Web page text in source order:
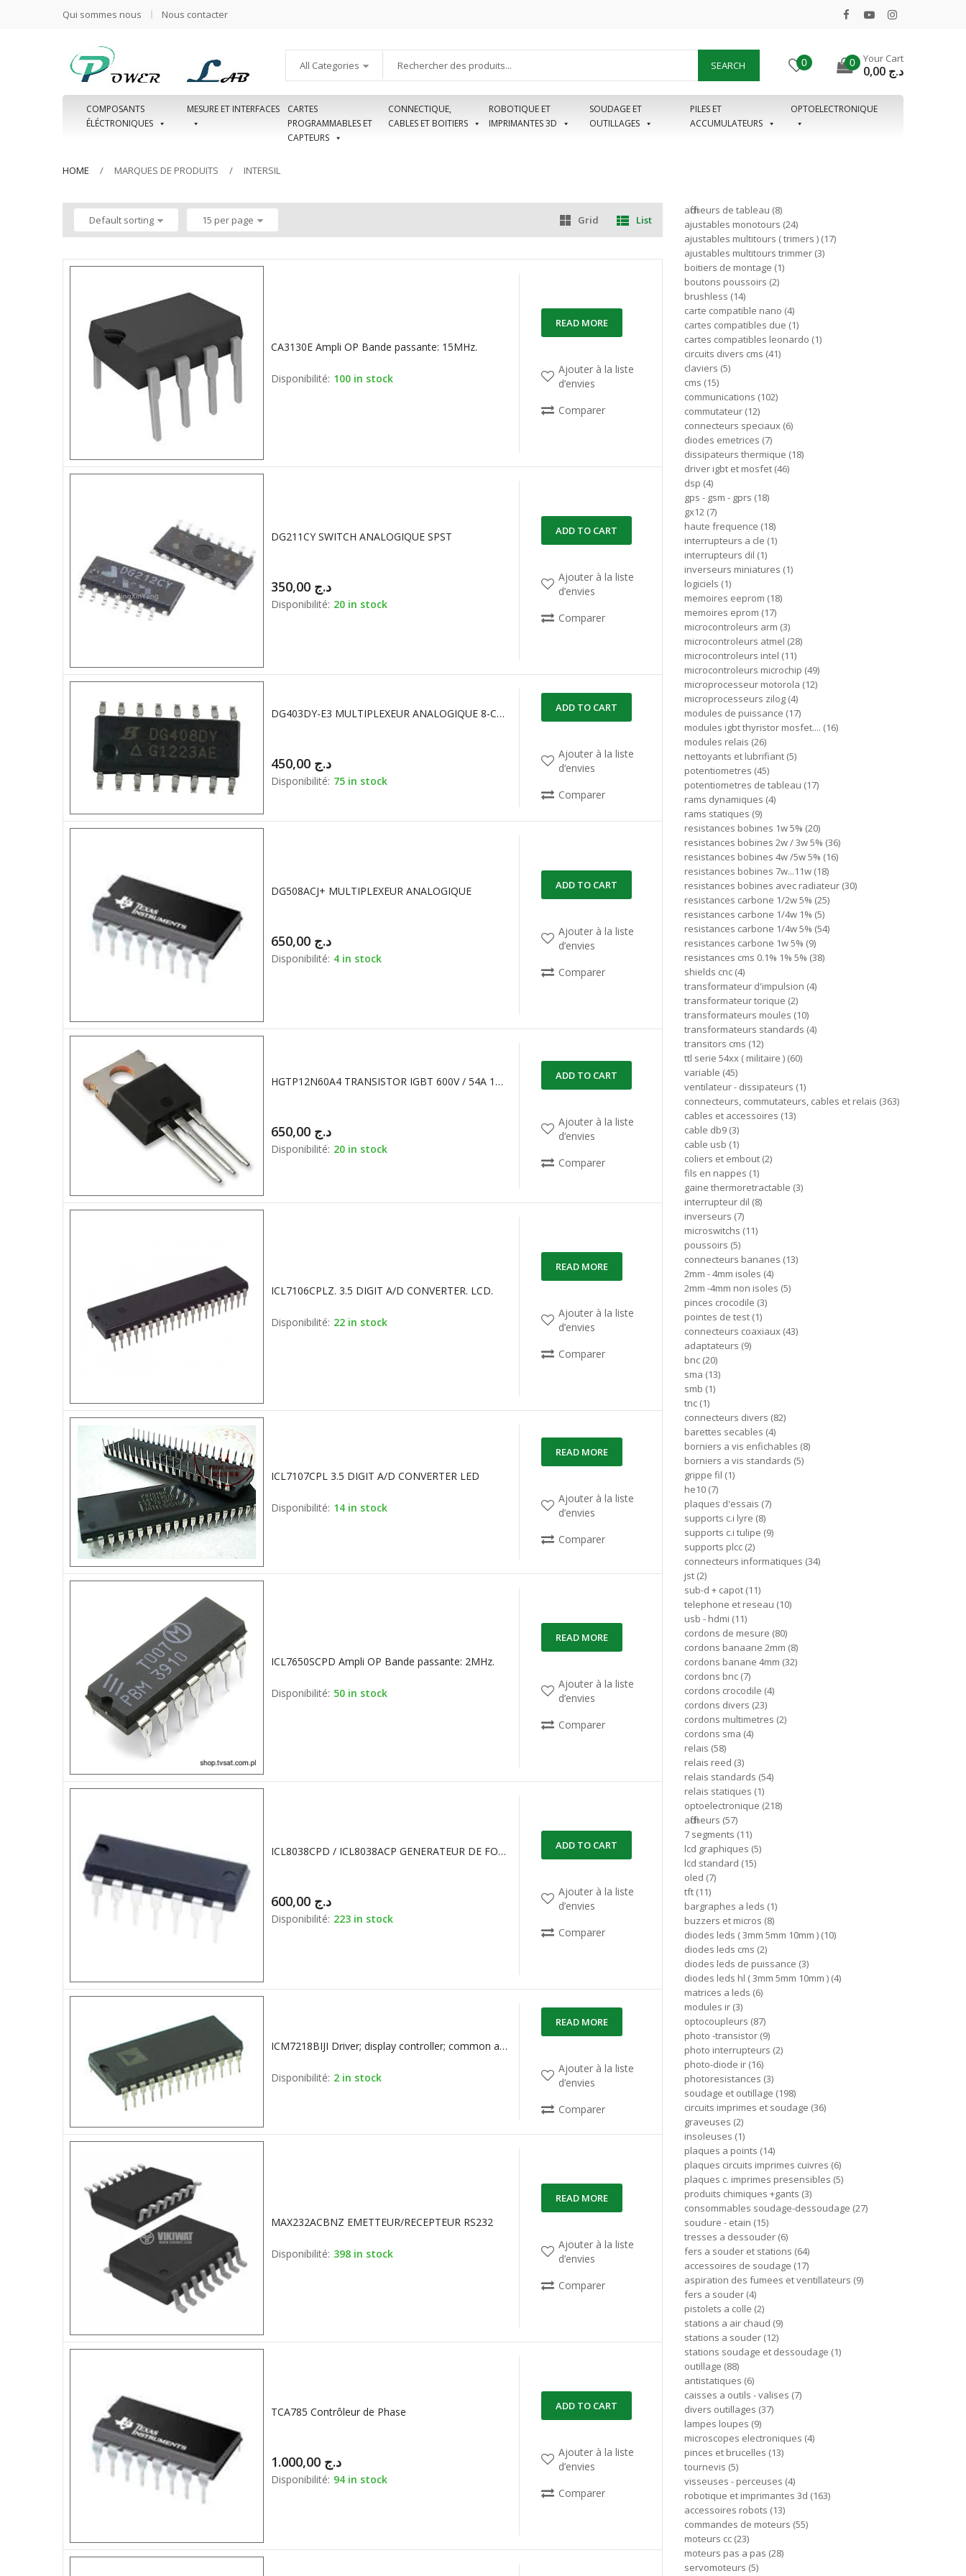
Qui sommes nous Nous contacter
All Categories SEARCH 0 0 Your Cart
د.ج
COMPOSANTS
ÉLÉCTRONIQUES
MESURE ET INTERFACES
CARTES
PROGRAMMABLES ET
CAPTEURS
CONNECTIQUE,
CABLES ET BOITIERS
ROBOTIQUE ET
IMPRIMANTES 3D
SOUDAGE ET
OUTILLAGES
PILES ET
ACCUMULATEURS
OPTOELECTRONIQUE
HOME MARQUES DE PRODUITS INTERSIL
Default sorting 15 per page Grid List
CA3130E Ampli OP Bande passante: 15MHz.
Disponibilité: 100 in stock
READ MORE
Ajouter à la liste
d’envies
Comparer
DG211CY SWITCH ANALOGIQUE SPST
د.ج
Disponibilité: 20 in stock
ADD TO CART
Ajouter à la liste
d’envies
Comparer
DG403DY-E3 MULTIPLEXEUR ANALOGIQUE 8-CHANNEL
د.ج
Disponibilité: 75 in stock
ADD TO CART
Ajouter à la liste
d’envies
Comparer
DG508ACJ+ MULTIPLEXEUR ANALOGIQUE
د.ج
Disponibilité: 4 in stock
ADD TO CART
Ajouter à la liste
d’envies
Comparer
HGTP12N60A4 TRANSISTOR IGBT 600V / 54A 167W
د.ج
Disponibilité: 20 in stock
ADD TO CART
Ajouter à la liste
d’envies
Comparer
ICL7106CPLZ. 3.5 DIGIT A/D CONVERTER. LCD.
Disponibilité: 22 in stock
READ MORE
Ajouter à la liste
d’envies
Comparer
ICL7107CPL 3.5 DIGIT A/D CONVERTER LED
Disponibilité: 14 in stock
READ MORE
Ajouter à la liste
d’envies
Comparer
ICL7650SCPD Ampli OP Bande passante: 2MHz.
Disponibilité: 50 in stock
READ MORE
Ajouter à la liste
d’envies
Comparer
ICL8038CPD / ICL8038ACP GENERATEUR DE FONCTION
د.ج
Disponibilité: 223 in stock
ADD TO CART
Ajouter à la liste
d’envies
Comparer
ICM7218BIJI Driver; display controller; common anode DIP28
Disponibilité: 2 in stock
READ MORE
Ajouter à la liste
d’envies
Comparer
MAX232ACBNZ EMETTEUR/RECEPTEUR RS232
Disponibilité: 398 in stock
READ MORE
Ajouter à la liste
d’envies
Comparer
TCA785 Contrôleur de Phase
د.ج
Disponibilité: 94 in stock
ADD TO CART
Ajouter à la liste
d’envies
Comparer
afficheurs de tableau 8
ajustables monotours 24
ajustables multitours ( trimers ) 17
ajustables multitours trimmer 3
boitiers de montage 1
boutons poussoirs 2
brushless 14
carte compatible nano 4
cartes compatibles due 1
cartes compatibles leonardo 1
circuits divers cms 41
claviers 5
cms 15
communications 102
commutateur 12
connecteurs speciaux 6
diodes emetrices 7
dissipateurs thermique 18
driver igbt et mosfet 46
dsp 4
gps - gsm - gprs 18
gx12 7
haute frequence 18
interrupteurs a cle 1
interrupteurs dil 1
inverseurs miniatures 1
logiciels 1
memoires eeprom 18
memoires eprom 17
microcontroleurs arm 3
microcontroleurs atmel 28
microcontroleurs intel 11
microcontroleurs microchip 49
microprocesseur motorola 12
microprocesseurs zilog 4
modules de puissance 17
modules igbt thyristor mosfet.... 16
modules relais 26
nettoyants et lubrifiant 5
potentiometres 45
potentiometres de tableau 17
rams dynamiques 4
rams statiques 9
resistances bobines 1w 5% 20
resistances bobines 2w / 3w 5% 36
resistances bobines 4w /5w 5% 16
resistances bobines 7w...11w 18
resistances bobines avec radiateur 30
resistances carbone 1/2w 5% 25
resistances carbone 1/4w 1% 5
resistances carbone 1/4w 5% 54
resistances carbone 1w 5% 9
resistances cms 0.1% 1% 5% 38
shields cnc 4
transformateur d'impulsion 4
transformateur torique 2
transformateurs moules 10
transformateurs standards 4
transitors cms 12
ttl serie 54xx ( militaire ) 60
variable 45
ventilateur - dissipateurs 1
connecteurs, commutateurs, cables et relais 363
cables et accessoires 13
cable db9 3
cable usb 1
coliers et embout 2
fils en nappes 1
gaine thermoretractable 3
interrupteur dil 8
inverseurs 7
microswitchs 11
poussoirs 5
connecteurs bananes 13
2mm - 4mm isoles 4
2mm -4mm non isoles 5
pinces crocodile 3
pointes de test 1
connecteurs coaxiaux 43
adaptateurs 9
bnc 20
sma 13
smb 1
tnc 1
connecteurs divers 82
barettes secables 4
borniers a vis enfichables 8
borniers a vis standards 5
grippe fil 1
he10 7
plaques d'essais 7
supports c.i lyre 8
supports c.i tulipe 9
supports plcc 2
connecteurs informatiques 34
jst 2
sub-d + capot 11
telephone et reseau 10
usb - hdmi 11
cordons de mesure 80
cordons banaane 2mm 8
cordons banane 4mm 32
cordons bnc 7
cordons crocodile 4
cordons divers 23
cordons multimetres 2
cordons sma 4
relais 58
relais reed 3
relais standards 54
relais statiques 1
optoelectronique 218
afficheurs 57
7 segments 11
lcd graphiques 5
lcd standard 15
oled 7
tft 11
bargraphes a leds 1
buzzers et micros 8
diodes leds ( 3mm 5mm 10mm ) 10
diodes leds cms 2
diodes leds de puissance 3
diodes leds hl ( 3mm 5mm 10mm ) 4
matrices a leds 6
modules ir 3
optocoupleurs 87
photo -transistor 9
photo interrupteurs 2
photo-diode ir 16
photoresistances 3
soudage et outillage 198
circuits imprimes et soudage 36
graveuses 2
insoleuses 1
plaques a points 14
plaques circuits imprimes cuivres 6
plaques c. imprimes presensibles 5
produits chimiques +gants 3
consommables soudage-dessoudage 27
soudure - etain 15
tresses a dessouder 6
fers a souder et stations 64
accessoires de soudage 17
aspiration des fumees et ventillateurs 9
fers a souder 4
pistolets a colle 2
stations a air chaud 9
stations a souder 12
stations soudage et dessoudage 1
outillage 88
antistatiques 6
caisses a outils - valises 7
divers outillages 37
lampes loupes 9
microscopes electroniques 4
pinces et brucelles 13
tournevis 5
visseuses - perceuses 4
robotique et imprimantes 3d 163
accessoires robots 13
commandes de moteurs 55
moteurs cc 23
moteurs pas a pas 28
servomoteurs 5